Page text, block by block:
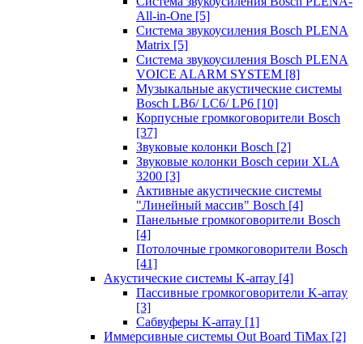
All-in-One [5]
Система звукоусиления Bosch PLENA
Matrix [5]
Система звукоусиления Bosch PLENA
VOICE ALARM SYSTEM [8]
Музыкальные акустические системы
Bosch LB6/ LC6/ LP6 [10]
Корпусные громкоговорители Bosch
[37]
Звуковые колонки Bosch [2]
Звуковые колонки Bosch серии XLA
3200 [3]
Активные акустические системы
"Линейный массив" Bosch [4]
Панельные громкоговорители Bosch
[4]
Потолочные громкоговорители Bosch
[41]
Акустические системы K-array [4]
Пассивные громкоговорители K-array
[3]
Сабвуферы K-array [1]
Иммерсивные системы Out Board TiMax [2]